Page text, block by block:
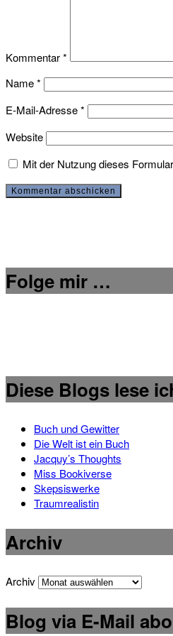
Kommentar*
Name*
E-Mail-Adresse*
Website
Mit der Nutzung dieses
Folge mir …
Diese Blogs lese
Buch und Gewitter
Die Welt ist ein Buch
Jacquy’s Thoughts
Miss Bookiverse
Skepsiswerke
Traumrealistin
Archiv
Archiv
Blog via E-Mail